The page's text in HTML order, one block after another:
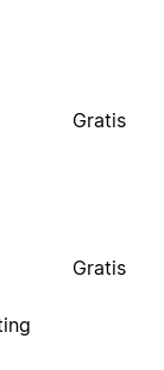
Gratis
Gratis